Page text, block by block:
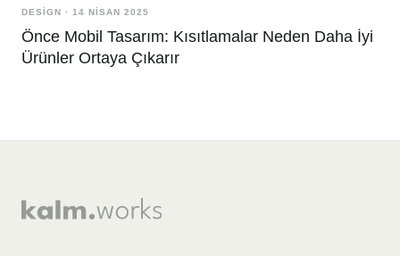
DESIGN · 14 NISAN 2025
Önce Mobil Tasarım: Kısıtlamalar Neden Daha İyi
Ürünler Ortaya Çıkarır